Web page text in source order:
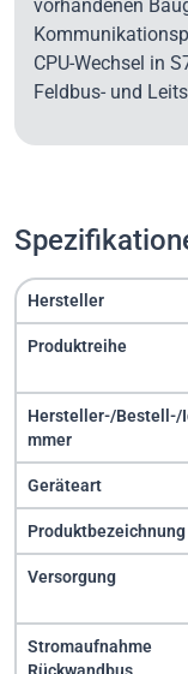
vorhandenen
CPU-Wechsel in
Feldbus- und
Hersteller
Produktreihe
Hersteller-/Bestell-/
mmer
Geräteart
Produktbezeichnung
Versorgung
Stromaufnahme